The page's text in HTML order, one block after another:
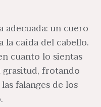
adecuada: un cuero
la caída del cabello.
cuanto lo sientas
grasitud, frotando
falanges de los